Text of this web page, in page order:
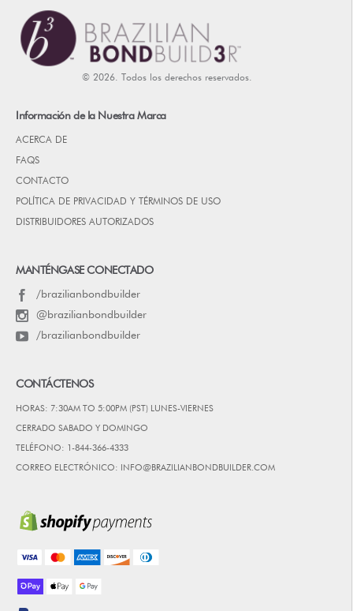
© 2026. Todos los derechos reservados.
Información de la Nuestra Marca
ACERCA DE
FAQS
CONTACTO
POLÍTICA DE PRIVACIDAD Y TÉRMINOS DE USO
DISTRIBUIDORES AUTORIZADOS
MANTÉNGASE CONECTADO
/brazilianbondbuilder
@brazilianbondbuilder
/brazilianbondbuilder
CONTÁCTENOS
HORAS: 7:30AM TO 5:00PM (PST) LUNES-VIERNES
CERRADO SABADO Y DOMINGO
TELÉFONO: 1-844-366-4333
CORREO ELECTRÓNICO: INFO@BRAZILIANBONDBUILDER.COM